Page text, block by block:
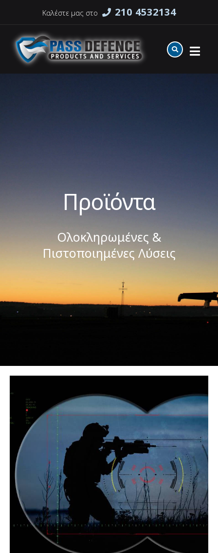
Καλέστε μας στο 210 4532134
Προϊόντα
Ολοκληρωμένες &
Πιστοποιημένες Λύσεις